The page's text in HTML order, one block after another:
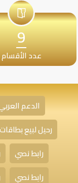
9
عدد الأقسام
الدعم
رحيل لبيع
رابط نصي
رابط نصي